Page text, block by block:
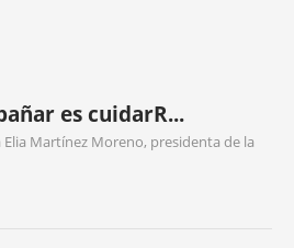
es cuidarR...
Elia Martínez Moreno, presidenta de la